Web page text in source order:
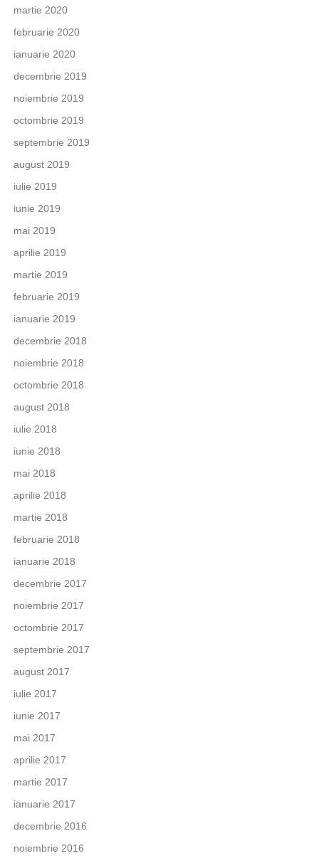
martie 2020
februarie 2020
ianuarie 2020
decembrie 2019
noiembrie 2019
octombrie 2019
septembrie 2019
august 2019
iulie 2019
iunie 2019
mai 2019
aprilie 2019
martie 2019
februarie 2019
ianuarie 2019
decembrie 2018
noiembrie 2018
octombrie 2018
august 2018
iulie 2018
iunie 2018
mai 2018
aprilie 2018
martie 2018
februarie 2018
ianuarie 2018
decembrie 2017
noiembrie 2017
octombrie 2017
septembrie 2017
august 2017
iulie 2017
iunie 2017
mai 2017
aprilie 2017
martie 2017
ianuarie 2017
decembrie 2016
noiembrie 2016